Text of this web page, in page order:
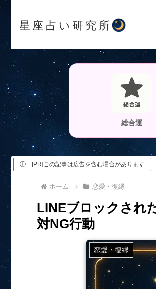
星座占い研究所
総合運
ⓘ [PR]この記事は広告を含む場合があります
ホーム 恋愛・復縁
LINEブロックされ
対NG行動
恋愛・復縁